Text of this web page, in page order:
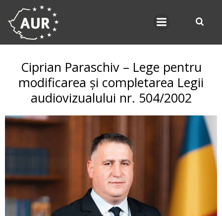
Ciprian Paraschiv – Lege pentru
modificarea și completarea Legii
audiovizualului nr. 504/2002